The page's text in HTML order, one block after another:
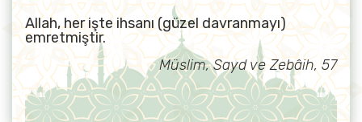
Allah, her işte ihsanı (güzel davranmayı)
emretmiştir.
Müslim, Sayd ve Zebâih, 57